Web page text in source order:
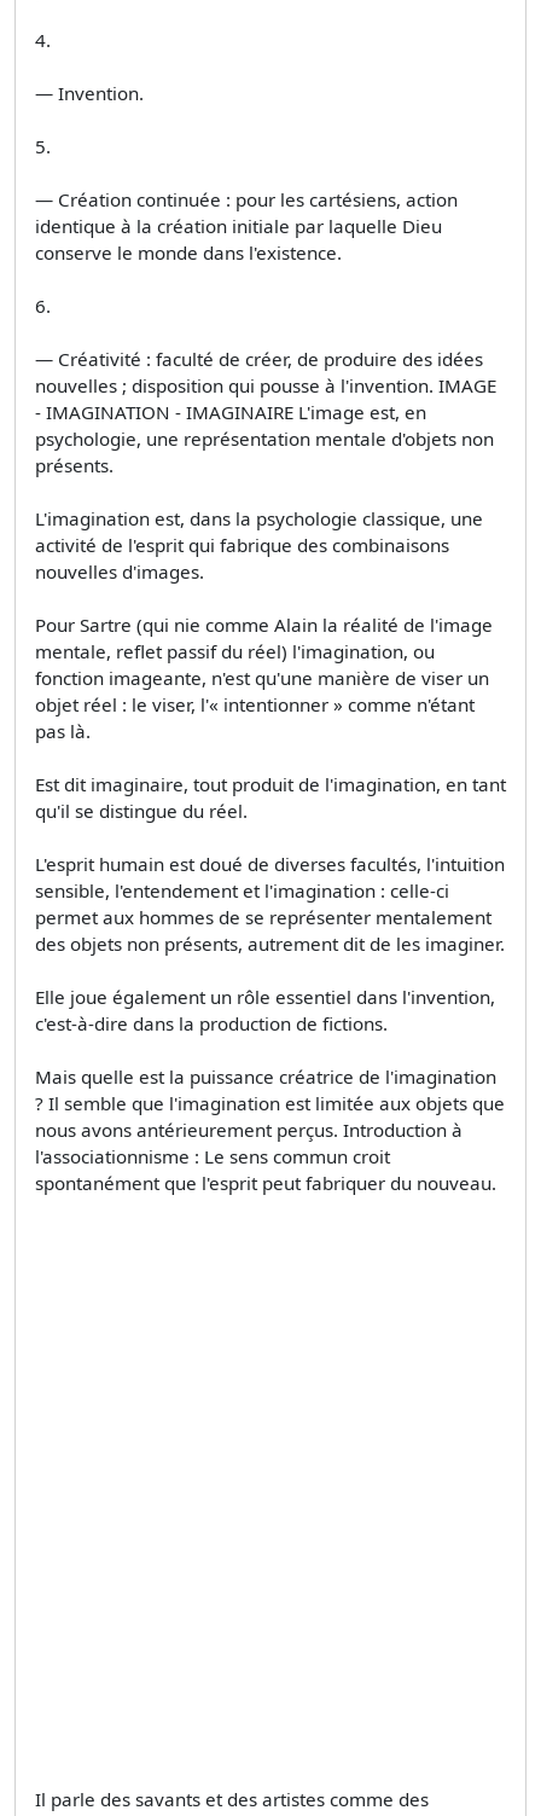
4.
— Invention.
5.
— Création continuée : pour les cartésiens, action
identique à la création initiale par laquelle Dieu
conserve le monde dans l'existence.
6.
— Créativité : faculté de créer, de produire des idées
nouvelles ; disposition qui pousse à l'invention. IMAGE
- IMAGINATION - IMAGINAIRE L'image est, en
psychologie, une représentation mentale d'objets non
présents.
L'imagination est, dans la psychologie classique, une
activité de l'esprit qui fabrique des combinaisons
nouvelles d'images.
Pour Sartre (qui nie comme Alain la réalité de l'image
mentale, reflet passif du réel) l'imagination, ou
fonction imageante, n'est qu'une manière de viser un
objet réel : le viser, l'« intentionner » comme n'étant
pas là.
Est dit imaginaire, tout produit de l'imagination, en tant
qu'il se distingue du réel.
L'esprit humain est doué de diverses facultés, l'intuition
sensible, l'entendement et l'imagination : celle-ci
permet aux hommes de se représenter mentalement
des objets non présents, autrement dit de les imaginer.
Elle joue également un rôle essentiel dans l'invention,
c'est-à-dire dans la production de fictions.
Mais quelle est la puissance créatrice de l'imagination
? Il semble que l'imagination est limitée aux objets que
nous avons antérieurement perçus. Introduction à
l'associationnisme : Le sens commun croit
spontanément que l'esprit peut fabriquer du nouveau.
Il parle des savants et des artistes comme des